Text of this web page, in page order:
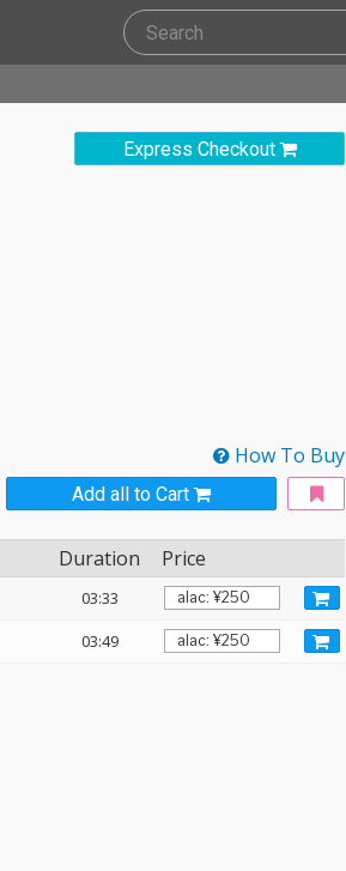
Express Checkout
How To Buy
Add all to Cart
Duration Price
03:33
03:49